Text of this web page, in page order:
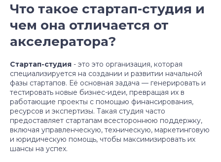
Что такое стартап-студия и
чем она отличается от
акселератора?
Стартап-студия - это это организация, которая
специализируется на создании и развитии начальной
фазы стартапов. Её основная задача — генерировать и
тестировать новые бизнес-идеи, превращая их в
работающие проекты с помощью финансирования,
ресурсов и экспертизы. Такая студия часто
предоставляет стартапам всестороннюю поддержку,
включая управленческую, техническую, маркетинговую
и юридическую помощь, чтобы максимизировать их
шансы на успех.